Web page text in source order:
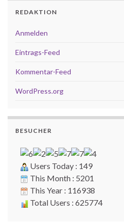
REDAKTION
Anmelden
Eintrags-Feed
Kommentar-Feed
WordPress.org
BESUCHER
Users Today : 149
This Month : 5201
This Year : 116938
Total Users : 625774